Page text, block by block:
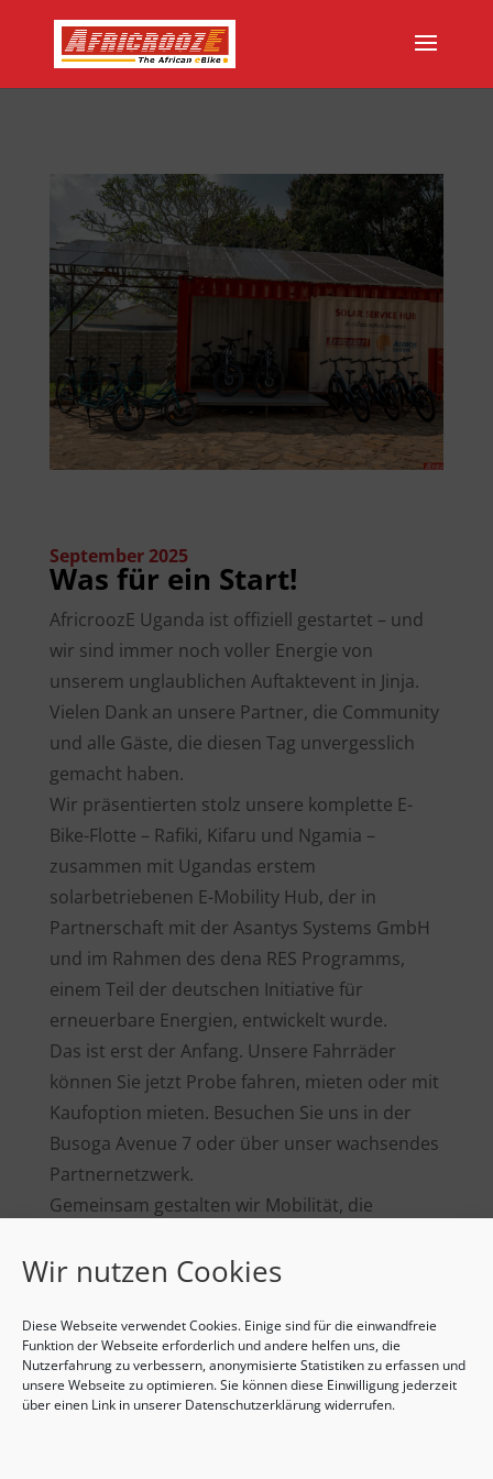
Wir nutzen Cookies
Diese Webseite verwendet Cookies. Einige sind für die einwandfreie
Funktion der Webseite erforderlich und andere helfen uns, die
Nutzerfahrung zu verbessern, anonymisierte Statistiken zu erfassen und
unsere Webseite zu optimieren. Sie können diese Einwilligung jederzeit
über einen Link in unserer Datenschutzerklärung widerrufen.
September2025
Was für ein Start!
AfricroozE Uganda ist offiziell gestartet – und
wir sind immer noch voller Energie von
unserem unglaublichen Auftaktevent in Jinja.
Vielen Dank an unsere Partner, die Community
und alle Gäste, die diesen Tag unvergesslich
gemacht haben.
Wir präsentierten stolz unsere komplette E-
Bike-Flotte – Rafiki, Kifaru und Ngamia –
zusammen mit Ugandas erstem
solarbetriebenen E-Mobility Hub, der in
Partnerschaft mit der Asantys Systems GmbH
und im Rahmen des dena RES Programms,
einem Teil der deutschen Initiative für
erneuerbare Energien, entwickelt wurde.
Das ist erst der Anfang. Unsere Fahrräder
können Sie jetzt Probe fahren, mieten oder mit
Kaufoption mieten. Besuchen Sie uns in der
Busoga Avenue 7 oder über unser wachsendes
Partnernetzwerk.
Gemeinsam gestalten wir Mobilität, die
afrikanisch ist. Zurück zur Übersicht
←Countdown zur Africa E-Mobility Week 2025
AFEMA-Konferenz